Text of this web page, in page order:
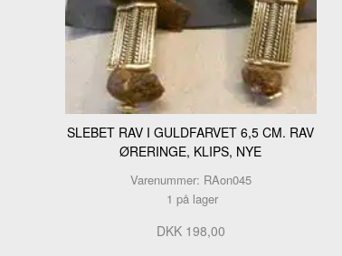
SLEBET RAV I GULDFARVET 6,5 CM. RAV
ØRERINGE, KLIPS, NYE
Varenummer: RAon045
1 på lager
DKK 198,00